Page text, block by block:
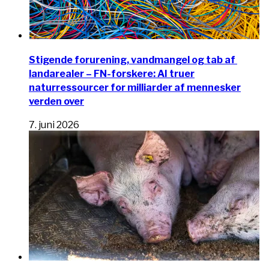
Stigende forurening, vandmangel og tab af ​​
landarealer – FN-forskere: AI truer
naturressourcer for milliarder af mennesker
verden over
7. juni 2026